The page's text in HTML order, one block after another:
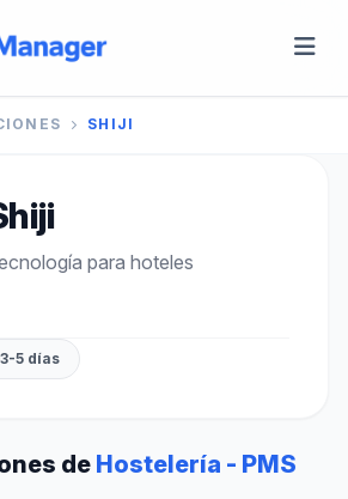
SHIJI
para hoteles
3-5 días
de Hostelería - PMS